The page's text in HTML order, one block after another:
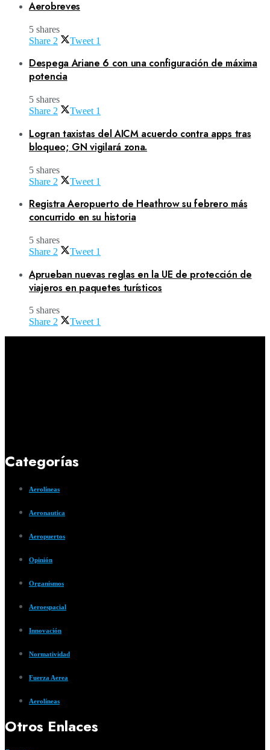
Aerobreves
5 shares
Share 2 Tweet 1
Despega Ariane 6 con una configuración de máxima
potencia
5 shares
Share 2 Tweet 1
Logran taxistas del AICM acuerdo contra apps tras
bloqueo; GN vigilará zona.
5 shares
Share 2 Tweet 1
Registra Aeropuerto de Heathrow su febrero más
concurrido en su historia
5 shares
Share 2 Tweet 1
Aprueban nuevas reglas en la UE de protección de
viajeros en paquetes turísticos
5 shares
Share 2 Tweet 1
Categorías
Aerolíneas
Aeronautica
Aeropuertos
Opinión
Organismos
Aeroespacial
Innovación
Normatividad
Fuerza Aerea
Aerolíneas
Otros Enlaces